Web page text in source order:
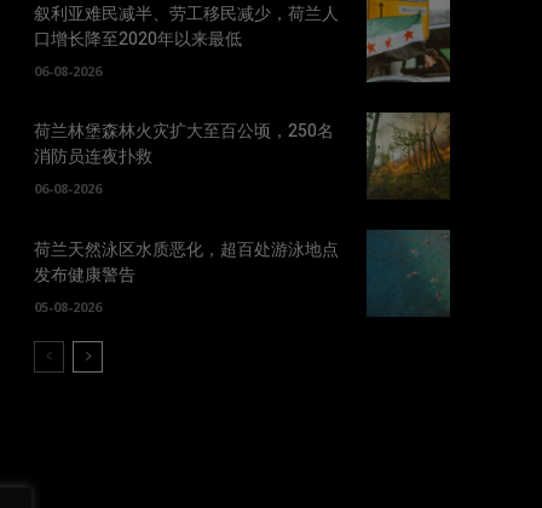
叙利亚难民减半、劳工移民减少，荷兰人
口增长降至2020年以来最低
06-08-2026
荷兰林堡森林火灾扩大至百公顷，250名
消防员连夜扑救
06-08-2026
荷兰天然泳区水质恶化，超百处游泳地点
发布健康警告
05-08-2026